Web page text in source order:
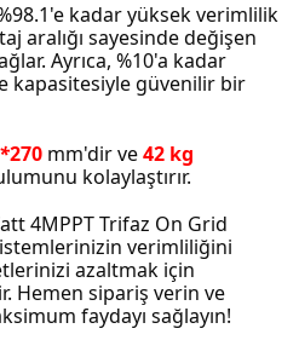
kadar yüksek verimlilik
aralığı sayesinde değişen
Ayrıca, %10'a kadar
kapasitesiyle güvenilir bir
270 mm'dir ve42 kg
kolaylaştırır.
4MPPT Trifaz On Grid
verimliliğini
azaltmak için
Hemen sipariş verin ve
faydayı sağlayın!